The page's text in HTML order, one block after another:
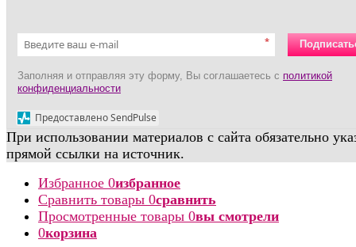
*
Заполняя и отправляя эту форму, Вы соглашаетесь с политикой
конфиденциальности
Предоставлено SendPulse
При использовании материалов с сайта обязательно
прямой ссылки на источник.
Избранное 0избранное
Сравнить товары 0сравнить
Просмотренные товары 0вы смотрели
0корзина